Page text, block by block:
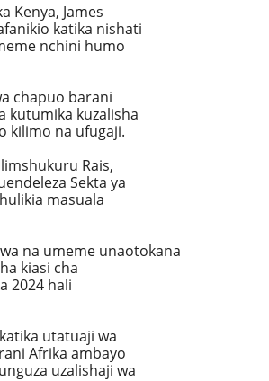
Kenya, James
katika nishati
nchini humo
chapuo barani
kutumika kuzalisha
kilimo na ufugaji.
Rais,
Sekta ya
masuala
na umeme unaotokana
kiasi cha
2024 hali
utatuaji wa
Afrika ambayo
uzalishaji wa